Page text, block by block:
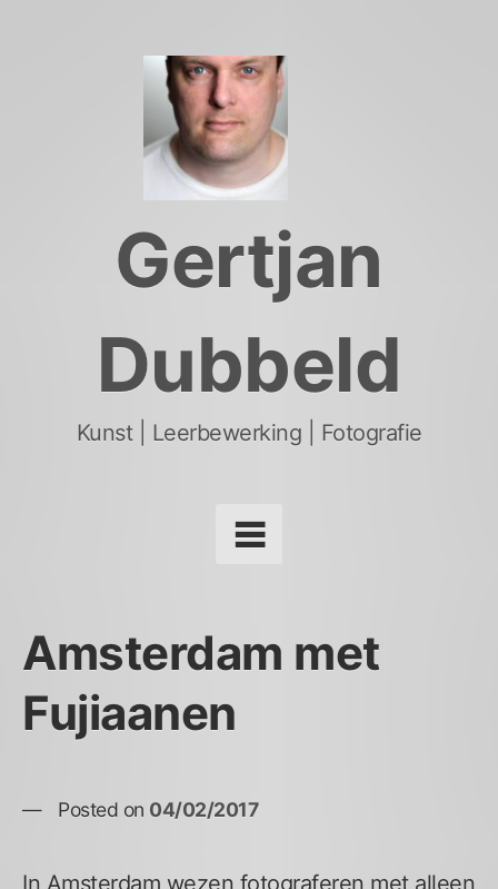
Gertjan
Dubbeld
Kunst | Leerbewerking | Fotografie
Amsterdam met
Fujiaanen
Posted on 04/02/2017